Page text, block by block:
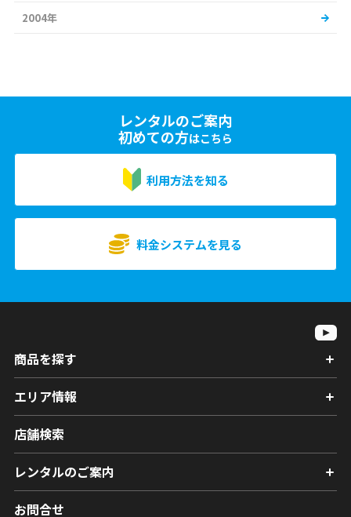
2004年
レンタルのご案内
初めての方はこちら
利用方法を知る
料金システムを見る
商品を探す
エリア情報
店舗検索
レンタルのご案内
お問合せ